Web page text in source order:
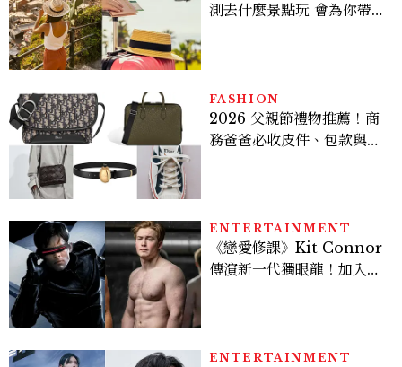
測去什麼景點玩 會為你帶來
FASHION
2026 父親節禮物推薦！商
務爸爸必收皮件、包款與鞋
ENTERTAINMENT
《戀愛修課》Kit Connor
傳演新一代獨眼龍！加入新
ENTERTAINMENT